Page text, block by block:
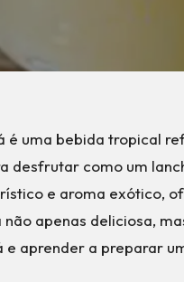
é uma bebida tropical
desfrutar como um
e aroma exótico,
apenas deliciosa,
e aprender a preparar